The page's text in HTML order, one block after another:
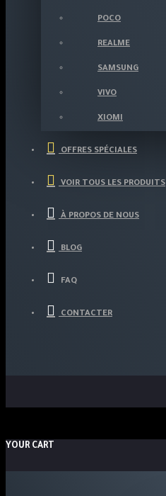
POCO
REALME
SAMSUNG
VIVO
XIOMI
OFFRES SPÉCIALES
VOIR TOUS LES PRODUITS
À PROPOS DE NOUS
BLOG
FAQ
CONTACTER
YOUR CART